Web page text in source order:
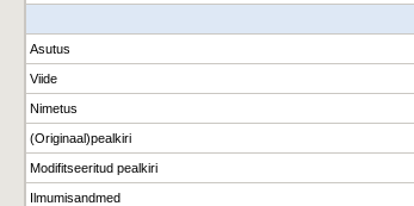
Asutus
Viide
Nimetus
(Originaal)pealkiri
Modifitseeritud pealkiri
Ilmumisandmed